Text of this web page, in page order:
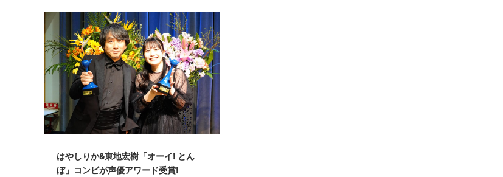
はやしりか&東地宏樹「オーイ! とん
ぼ」コンビが声優アワード受賞!